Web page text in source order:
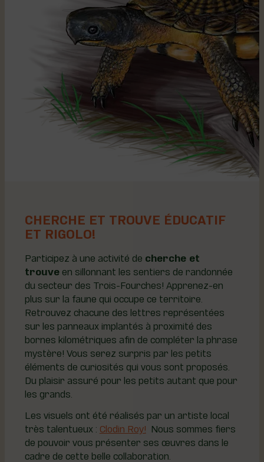
CHERCHE ET TROUVE ÉDUCATIF
ET RIGOLO!
Participez à une activité de cherche et
trouveen sillonnant les sentiers de randonnée
du secteur des Trois-Fourches! Apprenez-en
plus sur la faune qui occupe ce territoire.
Retrouvez chacune des lettres représentées
sur les panneaux implantés à proximité des
bornes kilométriques afin de compléter la phrase
mystère! Vous serez surpris par les petits
éléments de curiosités qui vous sont proposés.
Du plaisir assuré pour les petits autant que pour
les grands.
Les visuels ont été réalisés par un artiste local
très talentueux : Clodin Roy! Nous sommes fiers
de pouvoir vous présenter ses œuvres dans le
cadre de cette belle collaboration.